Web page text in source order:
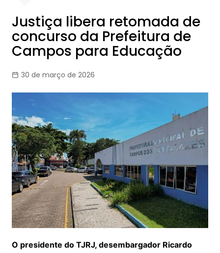
Justiça libera retomada de
concurso da Prefeitura de
Campos para Educação
30 de março de 2026
O presidente do TJRJ, desembargador Ricardo